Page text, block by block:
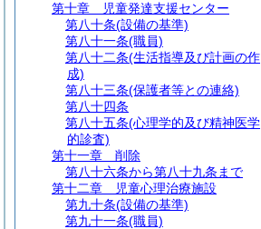
第十章
児童発達支援センター
第八十条(設備の基準)
第八十一条(職員)
第八十二条(生活指導及び計画の作
成)
第八十三条(保護者等との連絡)
第八十四条
第八十五条(心理学的及び精神医学
的診査)
第十一章
削除
第八十六条から第八十九条まで
第十二章
児童心理治療施設
第九十条(設備の基準)
第九十一条(職員)